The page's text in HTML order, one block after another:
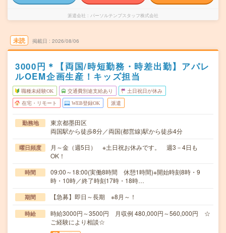
派遣会社 パーソルテンプスタッフ株式会社
未読 掲載日 2026/08/06
3000円＊【両国/時短勤務・時差出勤】アパレ
ルOEM企画生産！キッズ担当
職種未経験OK 交通費別途支給あり 土日祝日が休み
在宅・リモート WEB登録OK 派遣
勤務地
東京都墨田区
両国駅から徒歩8分／両国(都営線)駅から徒歩4分
曜日頻度
月～金（週5日） ※土日祝お休みです。 週3－4日も
OK！
時間
09:00～18:00(実働8時間 休憩1時間)※開始時刻8時・9
時・10時／終了時刻17時・18時…
期間 【急募】即日～長期 ※8月～！
時給
時給3000円～3500円 月収例 480,000円～560,000円 ☆
ご経験により相談☆